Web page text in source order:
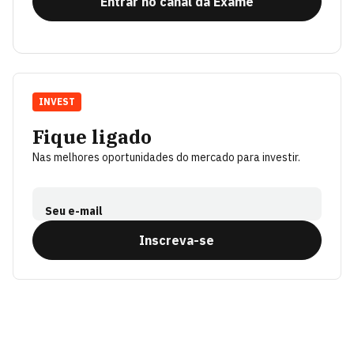
Fique ligado
Nas melhores oportunidades do mercado para investir.
Seu e-mail
Inscreva-se
INVEST